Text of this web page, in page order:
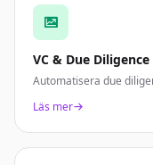
VC & Due Diligence
Automatisera due
Läs mer